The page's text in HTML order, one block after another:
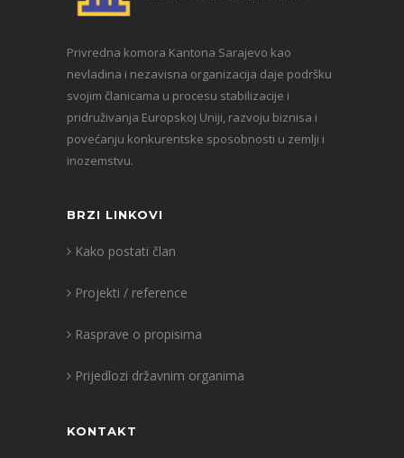
Privredna komora Kantona Sarajevo kao
nevladina i nezavisna organizacija daje podršku
svojim članicama u procesu stabilizacije i
pridruživanja Europskoj Uniji, razvoju biznisa i
povećanju konkurentske sposobnosti u zemlji i
inozemstvu.
BRZI LINKOVI
Kako postati član
Projekti / reference
Rasprave o propisima
Prijedlozi državnim organima
KONTAKT